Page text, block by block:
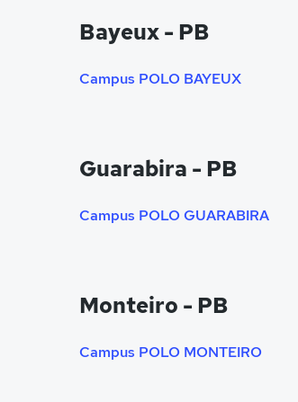
Bayeux - PB
Campus POLO BAYEUX
Guarabira - PB
Campus POLO GUARABIRA
Monteiro - PB
Campus POLO MONTEIRO